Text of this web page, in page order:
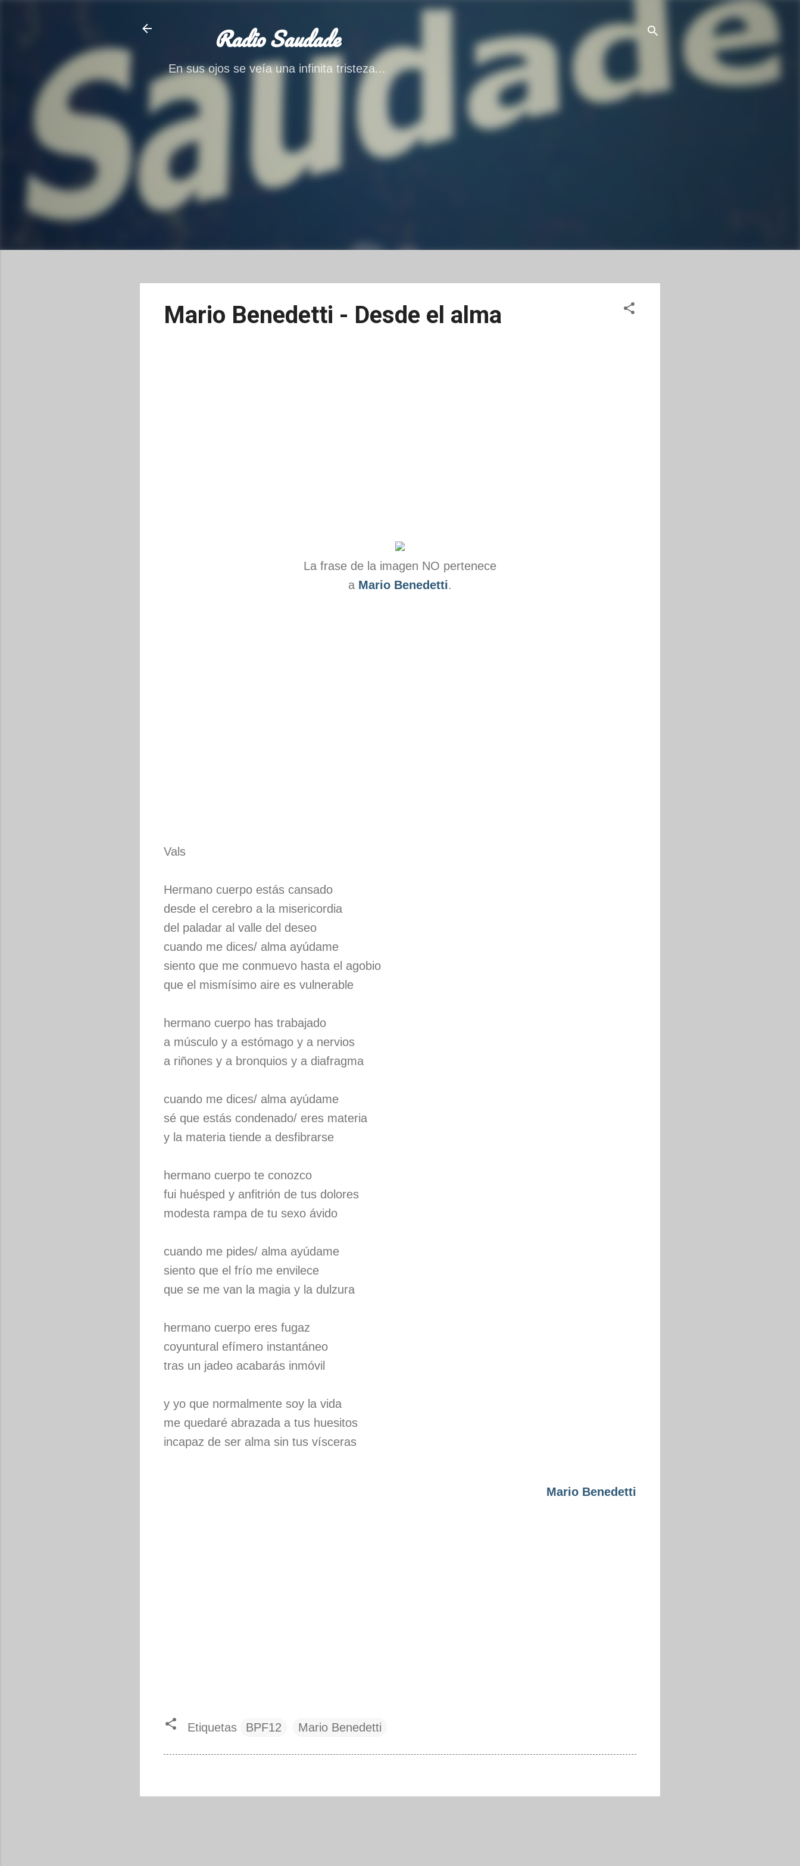
Ir al contenido principal
Radio Saudade
En sus ojos se veía una infinita tristeza...
Mario Benedetti - Desde el alma
La frase de la imagen NO pertenece
a Mario Benedetti.
Vals
Hermano cuerpo estás cansado
desde el cerebro a la misericordia
del paladar al valle del deseo
cuando me dices/ alma ayúdame
siento que me conmuevo hasta el agobio
que el mismísimo aire es vulnerable
hermano cuerpo has trabajado
a músculo y a estómago y a nervios
a riñones y a bronquios y a diafragma
cuando me dices/ alma ayúdame
sé que estás condenado/ eres materia
y la materia tiende a desfibrarse
hermano cuerpo te conozco
fui huésped y anfitrión de tus dolores
modesta rampa de tu sexo ávido
cuando me pides/ alma ayúdame
siento que el frío me envilece
que se me van la magia y la dulzura
hermano cuerpo eres fugaz
coyuntural efímero instantáneo
tras un jadeo acabarás inmóvil
y yo que normalmente soy la vida
me quedaré abrazada a tus huesitos
incapaz de ser alma sin tus vísceras
Mario Benedetti
Etiquetas BPF12 Mario Benedetti